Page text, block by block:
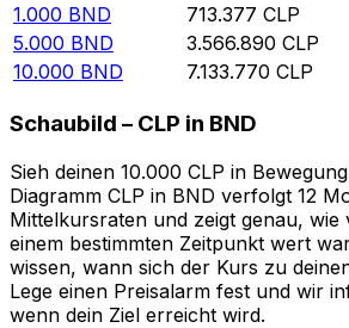
1.000 BND 713.377 CLP
5.000 BND 3.566.890 CLP
10.000 BND 7.133.770 CLP
Schaubild – CLP in BND
Sieh deinen 10.000 CLP in
Diagramm CLP in BND verfolgt 12
Mittelkursraten und zeigt genau, wie
einem bestimmten Zeitpunkt wert
wissen, wann sich der Kurs zu
Lege einen Preisalarm fest und wir
wenn dein Ziel erreicht wird.